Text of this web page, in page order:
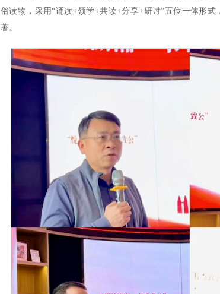
俗读物，采用“诵读+领学+共读+分享+研讨”五位一体形
著。